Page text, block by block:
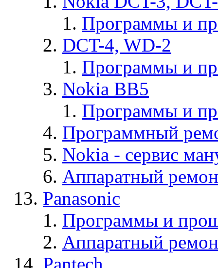
Программы и
DCT-4, WD-2
Программы и
Nokia BB5
Программы и
Программный
Nokia - cервис
Аппаратный
Panasonic
Программы и
Аппаратный